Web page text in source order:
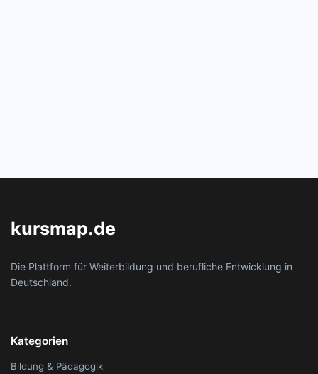
kursmap.de
Die Plattform für Weiterbildung und berufliche Entwicklung in
Deutschland.
Kategorien
Bildung & Pädagogik